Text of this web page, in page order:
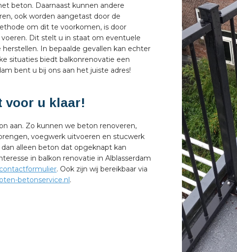
beton. Daarnaast kunnen andere
ook worden aangetast door de
om dit te voorkomen, is door
Dit stelt u in staat om eventuele
In bepaalde gevallen kan echter
situaties biedt balkonrenovatie een
bent u bij ons aan het juiste adres!
voor u klaar!
aan. Zo kunnen we beton renoveren,
voegwerk uitvoeren en stucwerk
alleen beton dat opgeknapt kan
in balkon renovatie in Alblasserdam
contactformulier. Ook zijn wij bereikbaar via
betonservice.nl.